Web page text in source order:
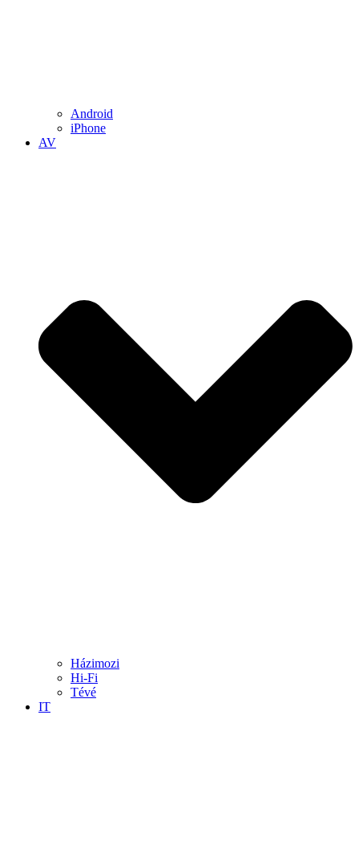
Android
iPhone
AV
Házimozi
Hi-Fi
Tévé
IT